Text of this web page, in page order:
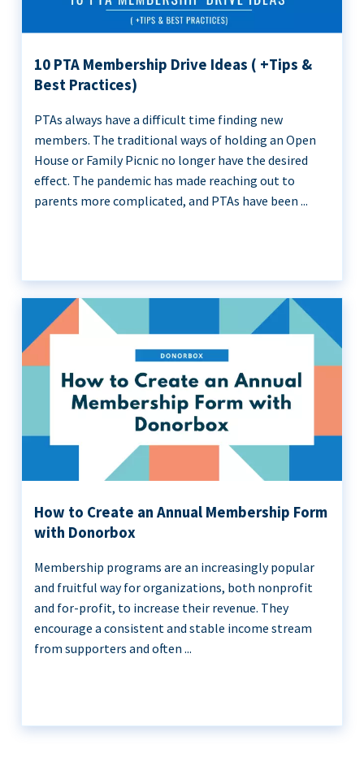
10 PTA Membership Drive Ideas ( +Tips &
Best Practices)
PTAs always have a difficult time finding new
members. The traditional ways of holding an Open
House or Family Picnic no longer have the desired
effect. The pandemic has made reaching out to
parents more complicated, and PTAs have been ...
How to Create an Annual Membership Form
with Donorbox
Membership programs are an increasingly popular
and fruitful way for organizations, both nonprofit
and for-profit, to increase their revenue. They
encourage a consistent and stable income stream
from supporters and often ...